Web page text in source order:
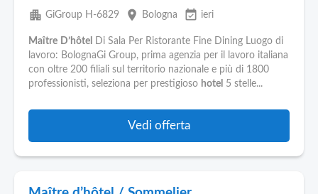
apartment GiGroup H-6829 place Bologna event_available ieri
Maître D’hôtel
Di Sala Per Ristorante Fine Dining Luogo di
lavoro: BolognaGi Group, prima agenzia per il lavoro italiana
con oltre 200 filiali sul territorio nazionale e più di 1800
professionisti, seleziona per prestigioso hotel 5 stelle...
Vedi offerta